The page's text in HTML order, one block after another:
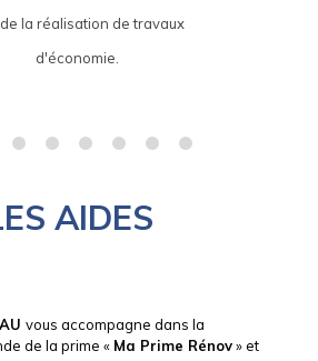
la réalisation de travaux
d'économie.
AIDES
vous accompagne dans la
de la prime « Ma Prime Rénov» et